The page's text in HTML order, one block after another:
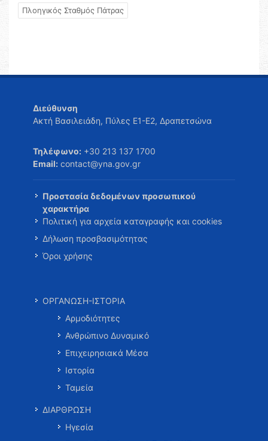
Πλοηγικός Σταθμός Πάτρας
Διεύθυνση
Ακτή Βασιλειάδη, Πύλες Ε1-Ε2, Δραπετσώνα
Τηλέφωνο: +30 213 137 1700
Email: contact@yna.gov.gr
Προστασία δεδομένων προσωπικού
χαρακτήρα
Πολιτική για αρχεία καταγραφής και cookies
Δήλωση προσβασιμότητας
Όροι χρήσης
ΟΡΓΑΝΩΣΗ-ΙΣΤΟΡΙΑ
Αρμοδιότητες
Ανθρώπινο Δυναμικό
Επιχειρησιακά Μέσα
Ιστορία
Ταμεία
ΔΙΑΡΘΡΩΣΗ
Ηγεσία